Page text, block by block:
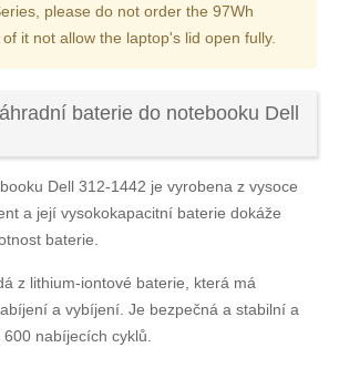
please do not order the 97Wh
it not allow the laptop's lid open fully.
baterie do notebooku Dell
Dell 312-1442 je vyrobena z vysoce
a její vysokokapacitní baterie dokáže
baterie.
z lithium-iontové baterie, která má
a vybíjení. Je bezpečná a stabilní a
nabíjecích cyklů.